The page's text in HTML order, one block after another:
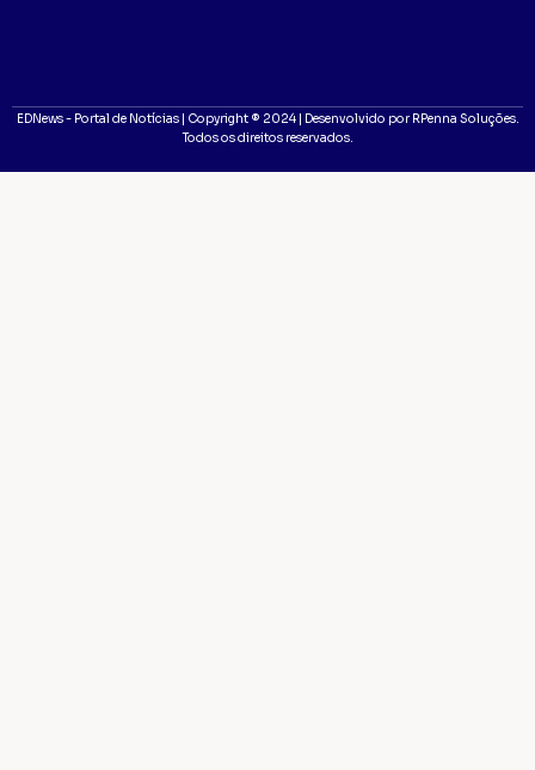
EDNews - Portal de Notícias | Copyright ® 2024 | Desenvolvido por RPenna Soluções.
Todos os direitos reservados.